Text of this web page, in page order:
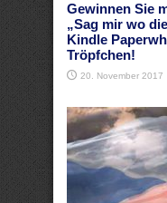
Gewinnen Sie
„Sag mir wo
Kindle
Tröpfchen!
20. November 2017